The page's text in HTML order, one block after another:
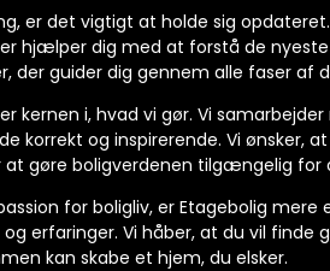
er det vigtigt at holde sig
hjælper dig med at forstå de
der guider dig gennem alle faser af
kernen i, hvad vi gør. Vi
korrekt og inspirerende. Vi ønsker,
gøre boligverdenen tilgængelig for
for boligliv, er Etagebolig mere
erfaringer. Vi håber, at du vil finde
kan skabe et hjem, du elsker.